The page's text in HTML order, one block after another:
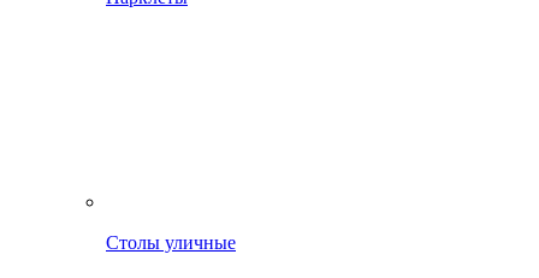
Столы уличные